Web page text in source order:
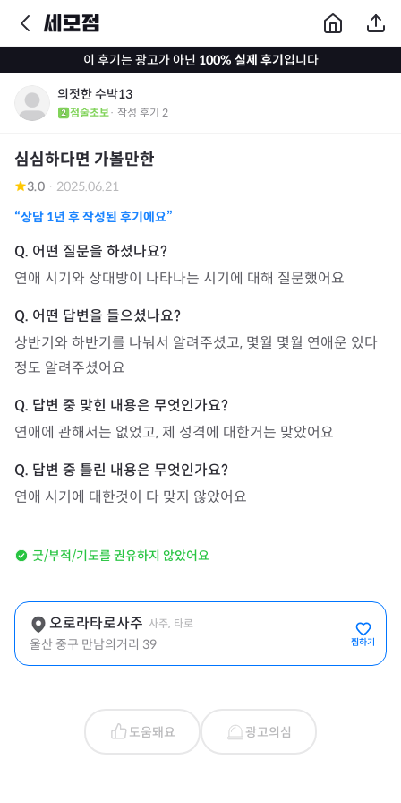
이 후기는 광고가 아닌 100% 실제 후기입니다
의젓한 수박13
점술초보· 작성 후기 2
심심하다면 가볼만한
3.0 · 2025.06.21
“상담 1년 후 작성된 후기에요”
연애 시기와 상대방이 나타나는 시기에 대해 질문했어요
상반기와 하반기를 나눠서 알려주셨고, 몇월 몇월 연애운 있다
정도 알려주셨어요
연애에 관해서는 없었고, 제 성격에 대한거는 맞았어요
연애 시기에 대한것이 다 맞지 않았어요
굿/부적/기도를 권유하지 않았어요
오로라타로사주 사주, 타로
울산 중구 만남의거리 39 찜하기
도움돼요 광고의심